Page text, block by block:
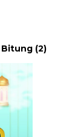
Bitung (2)